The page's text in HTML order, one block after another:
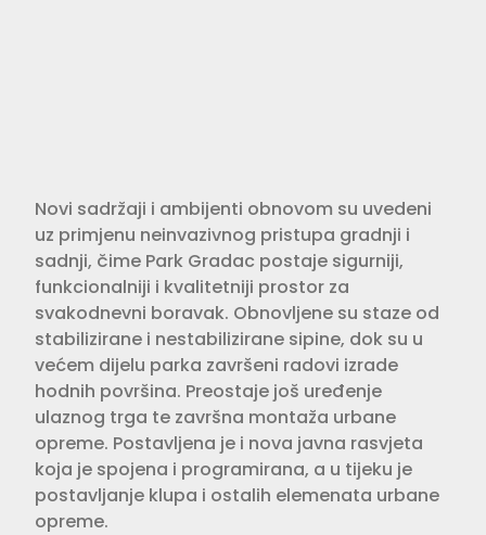
Novi sadržaji i ambijenti obnovom su uvedeni
uz primjenu neinvazivnog pristupa gradnji i
sadnji, čime Park Gradac postaje sigurniji,
funkcionalniji i kvalitetniji prostor za
svakodnevni boravak. Obnovljene su staze od
stabilizirane i nestabilizirane sipine, dok su u
većem dijelu parka završeni radovi izrade
hodnih površina. Preostaje još uređenje
ulaznog trga te završna montaža urbane
opreme. Postavljena je i nova javna rasvjeta
koja je spojena i programirana, a u tijeku je
postavljanje klupa i ostalih elemenata urbane
opreme.